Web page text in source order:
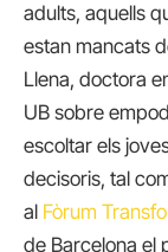
adults, aquells
estan mancats
Llena, doctora
UB sobre
escoltar els
decisoris, tal
al Fòrum
de Barcelona el